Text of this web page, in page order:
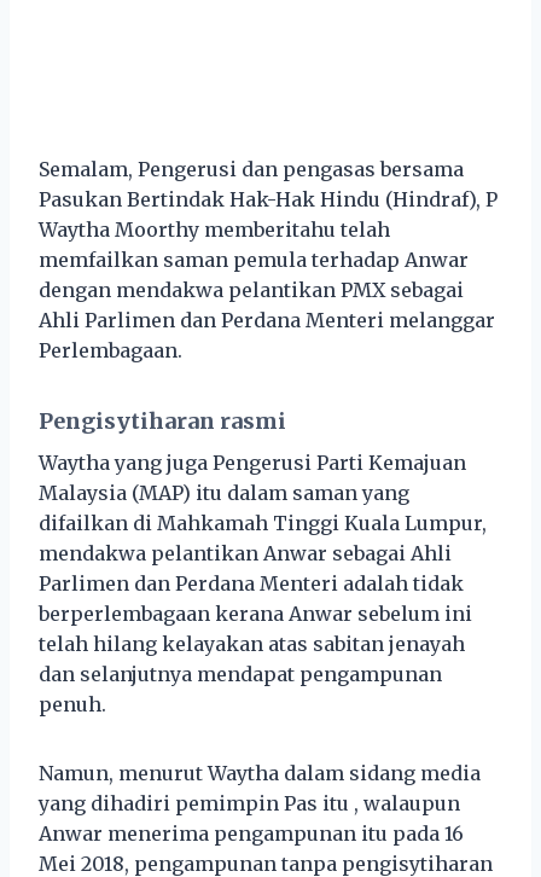
Semalam, Pengerusi dan pengasas bersama
Pasukan Bertindak Hak-Hak Hindu (Hindraf), P
Waytha Moorthy memberitahu telah
memfailkan saman pemula terhadap Anwar
dengan mendakwa pelantikan PMX sebagai
Ahli Parlimen dan Perdana Menteri melanggar
Perlembagaan.
Pengisytiharan rasmi
Waytha yang juga Pengerusi Parti Kemajuan
Malaysia (MAP) itu dalam saman yang
difailkan di Mahkamah Tinggi Kuala Lumpur,
mendakwa pelantikan Anwar sebagai Ahli
Parlimen dan Perdana Menteri adalah tidak
berperlembagaan kerana Anwar sebelum ini
telah hilang kelayakan atas sabitan jenayah
dan selanjutnya mendapat pengampunan
penuh.
Namun, menurut Waytha dalam sidang media
yang dihadiri pemimpin Pas itu , walaupun
Anwar menerima pengampunan itu pada 16
Mei 2018, pengampunan tanpa pengisytiharan